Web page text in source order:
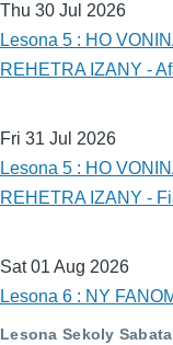
Thu 30 Jul 2026
Lesona 5 : HO
REHETRA IZANY -
Fri 31 Jul 2026
Lesona 5 : HO
REHETRA IZANY -
Sat 01 Aug 2026
Lesona 6 : NY
Lesona Sekoly